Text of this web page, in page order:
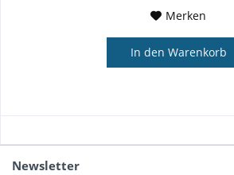
Merken
In den Warenkorb
Newsletter